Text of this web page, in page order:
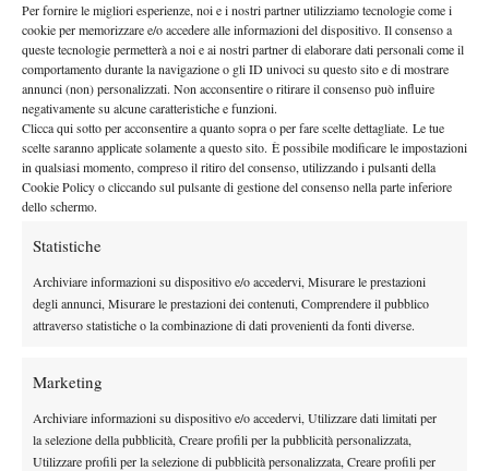
Per fornire le migliori esperienze, noi e i nostri partner utilizziamo tecnologie come i
cookie per memorizzare e/o accedere alle informazioni del dispositivo. Il consenso a
queste tecnologie permetterà a noi e ai nostri partner di elaborare dati personali come il
comportamento durante la navigazione o gli ID univoci su questo sito e di mostrare
annunci (non) personalizzati. Non acconsentire o ritirare il consenso può influire
negativamente su alcune caratteristiche e funzioni.
Clicca qui sotto per acconsentire a quanto sopra o per fare scelte dettagliate. Le tue
scelte saranno applicate solamente a questo sito. È possibile modificare le impostazioni
in qualsiasi momento, compreso il ritiro del consenso, utilizzando i pulsanti della
Cookie Policy o cliccando sul pulsante di gestione del consenso nella parte inferiore
dello schermo.
Statistiche
Archiviare informazioni su dispositivo e/o accedervi, Misurare le prestazioni
degli annunci, Misurare le prestazioni dei contenuti, Comprendere il pubblico
attraverso statistiche o la combinazione di dati provenienti da fonti diverse.
Marketing
Archiviare informazioni su dispositivo e/o accedervi, Utilizzare dati limitati per
la selezione della pubblicità, Creare profili per la pubblicità personalizzata,
Utilizzare profili per la selezione di pubblicità personalizzata, Creare profili per
maschiledelle prequalificazioniassegnerà due wild card per le
quali, mentrepiù ghiotta è la chance per le donne, visto che
saranno ben quattro gli inviti assegnatie basterà quindi
arrivare in semifinale per garantirsi la possibilità di giocare nel
Wta 1000 del Foro.
WILD CARD IN PALIO PREQUALIFICAZIONI IBI
2026
4 Wild Card Qualificazioni F.
DI TENDENZA